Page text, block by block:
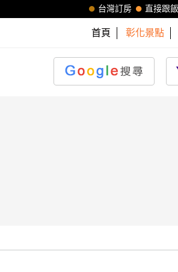
直接跟
台灣訂房
首頁 彰化景點